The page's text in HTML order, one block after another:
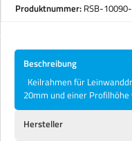
Produktnummer: RSB-
Beschreibung
Keilrahmen für
20mm und einer
Hersteller